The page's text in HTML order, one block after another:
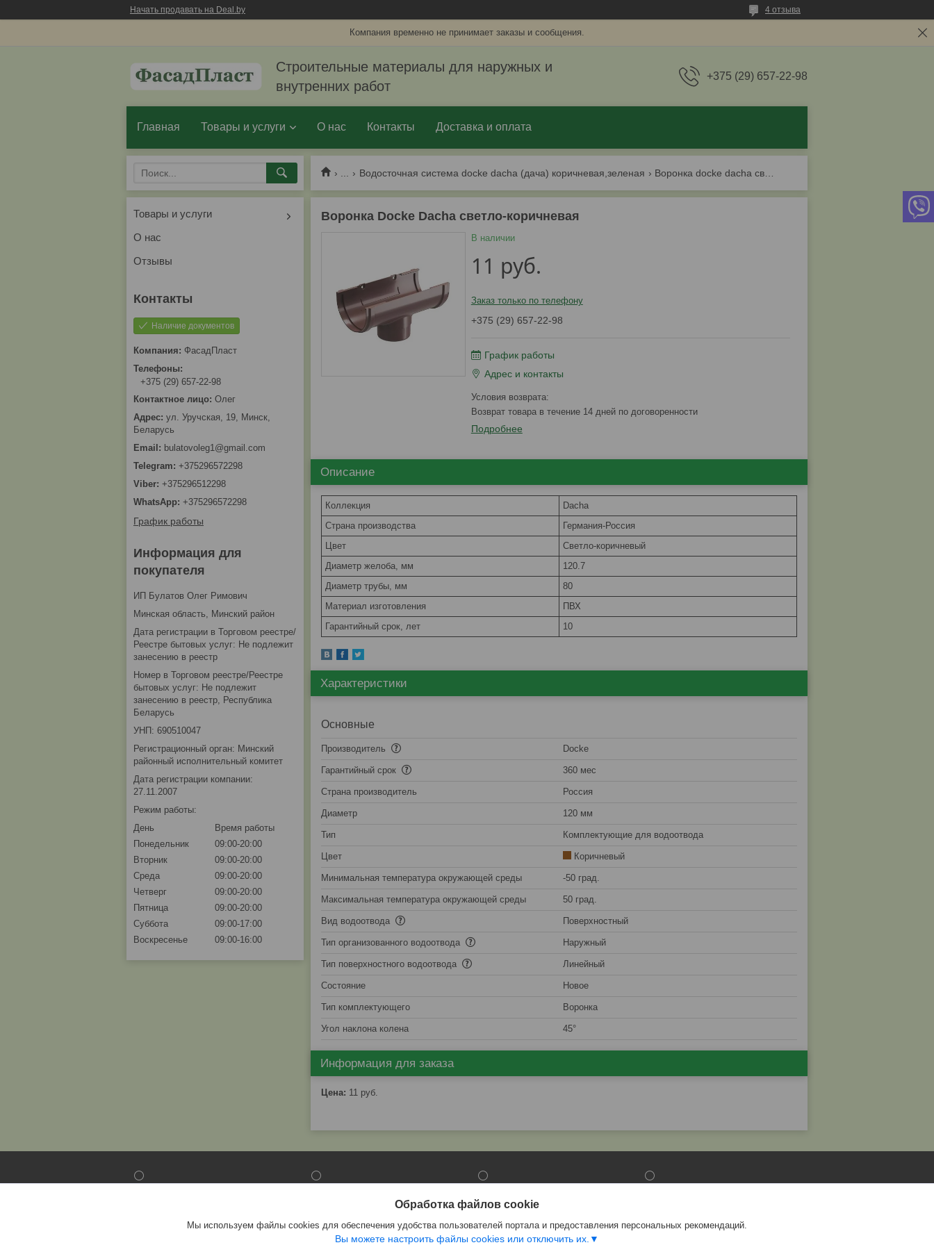
Начать продавать на Deal.by 4 отзыва
Компания временно не принимает заказы и сообщения.
Строительные материалы для наружных и
внутренних работ
+375 (29) 657-22-98
Главная Товары и услуги О нас Контакты Доставка и оплата
Водосточная система docke dacha (дача) коричневая,зеленая
Воронка Docke Dacha светло-коричневая
В наличии
11 руб.
Заказ только по телефону
+375 (29) 657-22-98
График работы
Адрес и контакты
возврат товара в течение 14 дней по договоренности
Подробнее
Описание
Коллекция
Dacha
Страна производства
Германия-Россия
Цвет
Светло-коричневый
Диаметр желоба, мм
120.7
Диаметр трубы, мм
80
Материал изготовления
ПВХ
Гарантийный срок, лет
10
Характеристики
Основные
Производитель Docke
Гарантийный срок 360 мес
Страна производитель Россия
Диаметр 120 мм
Тип Комплектующие для водоотвода
Цвет Коричневый
Минимальная температура окружающей среды -50 град.
Максимальная температура окружающей среды 50 град.
Вид водоотвода Поверхностный
Тип организованного водоотвода Наружный
Тип поверхностного водоотвода Линейный
Состояние Новое
Тип комплектующего Воронка
Угол наклона колена 45°
Информация для заказа
Цена: 11 руб.
Товары и услуги
О нас
Отзывы
Наличие документов
ФасадПласт
+375 (29) 657-22-98
Олег
ул. Уручская, 19, Минск,
Беларусь
bulatovoleg1@gmail.com
+375296572298
+375296512298
+375296572298
График работы
Информация для
покупателя
ИП Булатов Олег Римович
Минская область, Минский район
Дата регистрации в Торговом реестре/
Реестре бытовых услуг: Не подлежит
занесению в реестр
Номер в Торговом реестре/Реестре
бытовых услуг: Не подлежит
занесению в реестр, Республика
Беларусь
УНП: 690510047
Регистрационный орган: Минский
районный исполнительный комитет
Дата регистрации компании:
27.11.2007
Режим работы:
День
Время работы
Понедельник
09:00-20:00
Вторник
09:00-20:00
Среда
09:00-20:00
Четверг
09:00-20:00
Пятница
09:00-20:00
Суббота
09:00-17:00
Воскресенье
09:00-16:00
⚪ ⚪
Водостоки
⚪
Ламинат
МДФ
⚪
Панели ПВХ
Обработка файлов cookie
Мы используем файлы cookies для обеспечения удобства пользователей портала и предоставления персональных рекомендаций.
Вы можете настроить файлы cookies или отключить их.